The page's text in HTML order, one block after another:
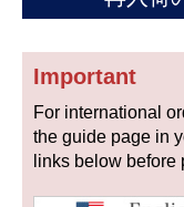
新品
中古品
Important
For international
the guide page in
links below